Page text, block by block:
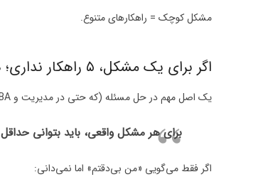
مشکل کوچک = راهکارهای متنوع.
اگر برای یک مشکل، ۵ راهکار نداری؛ هنوز مشکلت را نشناختی
یک اصل مهم در حل مسئله (که حتی در مدیریت و MBA هم روی آن تأکید می‌شود) این است:
برای هر مشکل واقعی، باید بتوانی حداقل ۵ راهکار معقول پیدا کنی.
اگر فقط می‌گویی «من بی‌دقتم» اما نمی‌دانی: